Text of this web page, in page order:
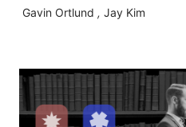
Gavin Ortlund , Jay Kim